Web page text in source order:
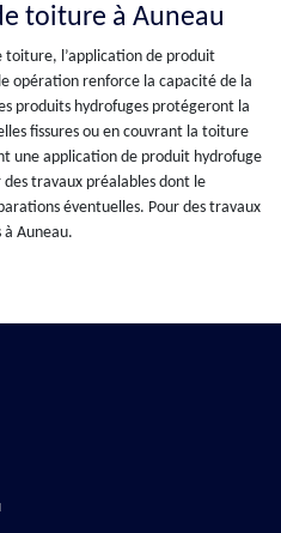
toiture à Auneau
toiture, l’application de produit
opération renforce la capacité de la
produits hydrofuges protégeront la
fissures ou en couvrant la toiture
une application de produit hydrofuge
travaux préalables dont le
éventuelles. Pour des travaux
Auneau.